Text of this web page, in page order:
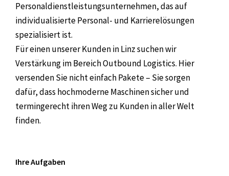
Personaldienstleistungsunternehmen, das auf
individualisierte Personal- und Karrierelösungen
spezialisiert ist.
Für einen unserer Kunden in Linz suchen wir
Verstärkung im Bereich Outbound Logistics. Hier
versenden Sie nicht einfach Pakete – Sie sorgen
dafür, dass hochmoderne Maschinen sicher und
termingerecht ihren Weg zu Kunden in aller Welt
finden.
Ihre Aufgaben